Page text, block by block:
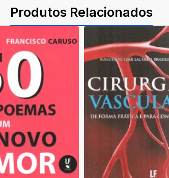
Produtos Relacionados